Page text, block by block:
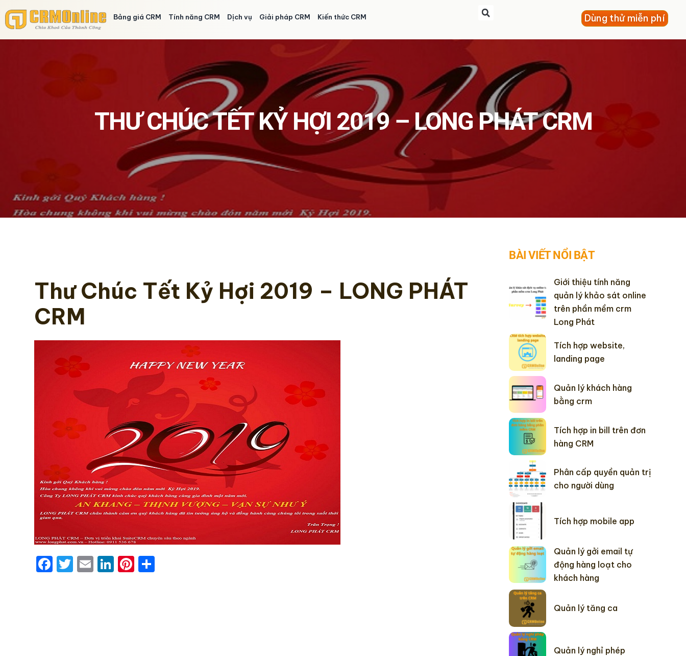
Bảng giá CRM Tính năng CRM Dịch vụ Giải pháp CRM Kiến thức CRM Dùng thử miễn phí
THƯ CHÚC TẾT KỶ HỢI 2019 – LONG PHÁT CRM
Thư Chúc Tết Kỷ Hợi 2019 – LONG PHÁT
CRM
Facebook
Twitter
EmailLinkedIn
Pinterest
BÀI VIẾT NỔI BẬT
Giới thiệu tính năng
quản lý khảo sát online
trên phần mềm crm
Long Phát
Tích hợp website,
landing page
Quản lý khách hàng
bằng crm
Tích hợp in bill trên đơn
hàng CRM
Phân cấp quyền quản trị
cho người dùng
Tích hợp mobile app
Quản lý gởi email tự
động hàng loạt cho
khách hàng
Quản lý tăng ca
Quản lý nghỉ phép